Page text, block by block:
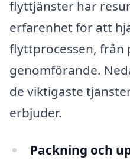
flyttjänster har
erfarenhet för att
flyttprocessen, från
genomförande.
de viktigaste
erbjuder.
Packning och